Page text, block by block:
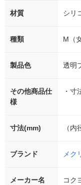
材質 シリ
種類 M（
製品色 透明
その他商品仕
様
・
寸法(mm) （
ブランド メク
メーカー名 コク